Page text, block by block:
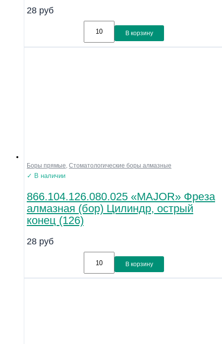
28 руб
В корзину
Боры прямые, Стоматологические боры алмазные
✓ В наличии
866.104.126.080.025 «MAJOR» Фреза
алмазная (бор) Цилиндр, острый
конец (126)
28 руб
В корзину